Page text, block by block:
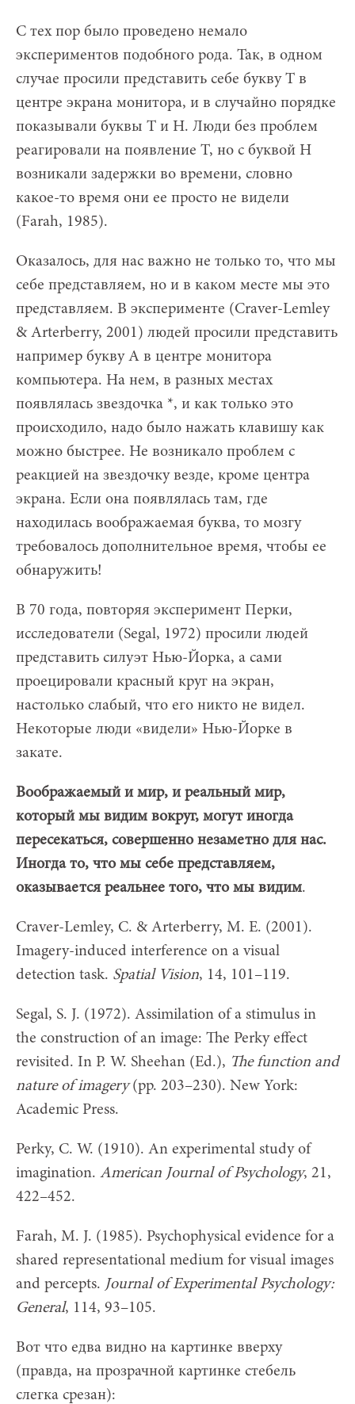
С тех пор было проведено немало
экспериментов подобного рода. Так, в одном
случае просили представить себе букву Т в
центре экрана монитора, и в случайно порядке
показывали буквы Т и Н. Люди без проблем
реагировали на появление Т, но с буквой Н
возникали задержки во времени, словно
какое-то время они ее просто не видели
(Farah, 1985).
Оказалось, для нас важно не только то, что мы
себе представляем, но и в каком месте мы это
представляем. В эксперименте (Craver-Lemley
& Arterberry, 2001) людей просили представить
например букву А в центре монитора
компьютера. На нем, в разных местах
появлялась звездочка *, и как только это
происходило, надо было нажать клавишу как
можно быстрее. Не возникало проблем с
реакцией на звездочку везде, кроме центра
экрана. Если она появлялась там, где
находилась воображаемая буква, то мозгу
требовалось дополнительное время, чтобы ее
обнаружить!
В 70 года, повторяя эксперимент Перки,
исследователи (Segal, 1972) просили людей
представить силуэт Нью-Йорка, а сами
проецировали красный круг на экран,
настолько слабый, что его никто не видел.
Некоторые люди «видели» Нью-Йорке в
закате.
Воображаемый и мир, и реальный мир,
который мы видим вокруг, могут иногда
пересекаться, совершенно незаметно для нас.
Иногда то, что мы себе представляем,
оказывается реальнее того, что мы видим.
Craver-Lemley, C. & Arterberry, M. E. (2001).
Imagery-induced interference on a visual
detection task. Spatial Vision, 14, 101–119.
Segal, S. J. (1972). Assimilation of a stimulus in
the construction of an image: The Perky effect
revisited. In P. W. Sheehan (Ed.), The function and
nature of imagery(pp. 203–230). New York:
Academic Press.
Perky, C. W. (1910). An experimental study of
imagination. American Journal of Psychology, 21,
422–452.
Farah, M. J. (1985). Psychophysical evidence for a
shared representational medium for visual images
and percepts. Journal of Experimental Psychology:
General, 114, 93–105.
Вот что едва видно на картинке вверху
(правда, на прозрачной картинке стебель
слегка срезан):